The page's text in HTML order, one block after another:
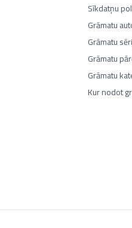
Sīkdatņu
Grāmatu
Grāmatu
Grāmatu
Grāmatu
Kur nodot